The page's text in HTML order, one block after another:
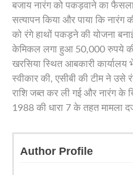
बजाय नारंग को पकड़वाने का
सत्यापन किया और पाया कि नारंग
को रंगे हाथों पकड़ने की योजना
केमिकल लगा हुआ 50,000 रुपये की
खरसिया स्थित आबकारी कार्यालय
स्वीकार की, एसीबी की टीम ने उसे
राशि जब्त कर ली गई और नारंग के
1988 की धारा 7 के तहत मामला
Author Profile